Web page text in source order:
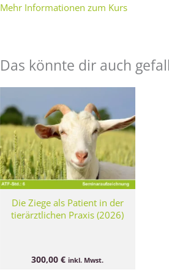
Mehr Informationen zum Kurs
Das könnte dir auch
Die Ziege als Patient in der
tierärztlichen Praxis (2026)
300,00€ inkl. Mwst.